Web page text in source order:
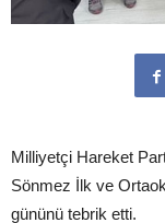
Milliyetçi Hareket
Sönmez İlk ve
gününü tebrik etti.